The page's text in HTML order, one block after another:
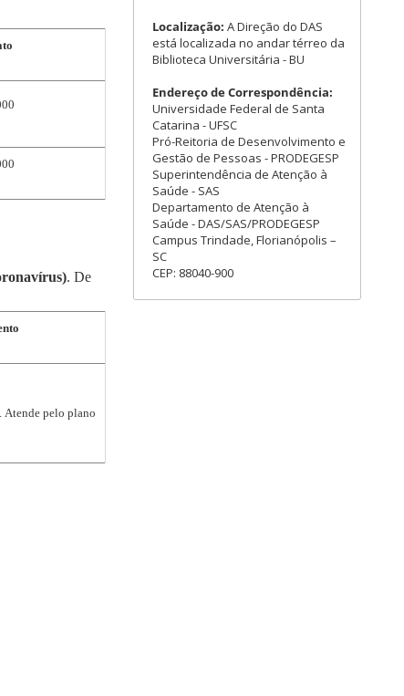
. De
Atende pelo plano
Localização: A Direção do DAS
está localizada no andar térreo da
Biblioteca Universitária - BU
Endereço de Correspondência:
Universidade Federal de Santa
Catarina - UFSC
Pró-Reitoria de Desenvolvimento e
Gestão de Pessoas - PRODEGESP
Superintendência de Atenção à
Saúde - SAS
Departamento de Atenção à
Saúde - DAS/SAS/PRODEGESP
Campus Trindade, Florianópolis –
SC
CEP: 88040-900